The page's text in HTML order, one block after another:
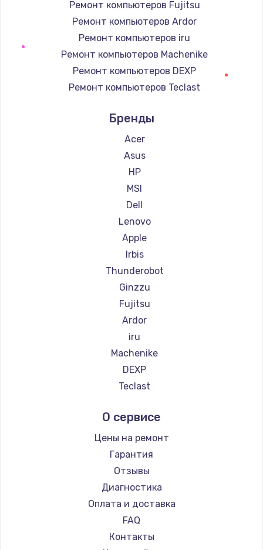
Замена клавиатуры
990 руб.
Заказать
Замена корпуса
Заказать
Замена HDMI
Заказать
Ремонт компьютеров Fujitsu
Ремонт компьютеров Ardor
Ремонт компьютеров iru
Ремонт компьютеров Machenike
Ремонт компьютеров DEXP
Ремонт компьютеров Teclast
Ремонт компьютеров Beelink
Ремонт компьютеров CHUWI
Бренды
Acer
Asus
HP
MSI
Dell
Lenovo
Apple
Irbis
Thunderobot
Ginzzu
Fujitsu
Ardor
iru
Machenike
DEXP
Teclast
Beelink
CHUWI
О сервисе
Цены на ремонт
Гарантия
Отзывы
Диагностика
Оплата и доставка
FAQ
Контакты